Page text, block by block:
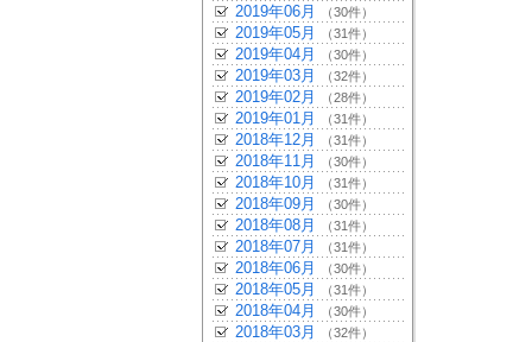
2019年06月 （30件）
2019年05月 （31件）
2019年04月 （30件）
2019年03月 （32件）
2019年02月 （28件）
2019年01月 （31件）
2018年12月 （31件）
2018年11月 （30件）
2018年10月 （31件）
2018年09月 （30件）
2018年08月 （31件）
2018年07月 （31件）
2018年06月 （30件）
2018年05月 （31件）
2018年04月 （30件）
2018年03月 （32件）